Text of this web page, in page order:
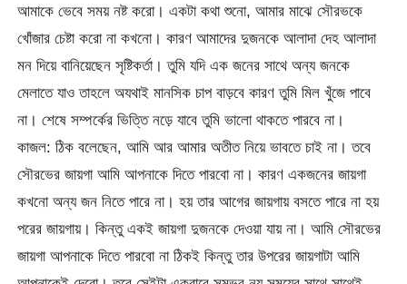
আমাকে ভেবে সময় নষ্ট করো। একটা কথা শুনো, আমার মাঝে সৌরভকে
খোঁজার চেষ্টা করো না কখনো। কারণ আমাদের দুজনকে আলাদা দেহ আলাদা
মন দিয়ে বানিয়েছেন সৃষ্টিকর্তা। তুমি যদি এক জনের সাথে অন্য জনকে
মেলাতে যাও তাহলে অযথাই মানসিক চাপ বাড়বে কারণ তুমি মিল খুঁজে পাবে
না। শেষে সম্পর্কের ভিত্তি নড়ে যাবে তুমি ভালো থাকতে পারবে না।
কাজল: ঠিক বলেছেন, আমি আর আমার অতীত নিয়ে ভাবতে চাই না। তবে
সৌরভের জায়গা আমি আপনাকে দিতে পারবো না। কারণ একজনের জায়গা
কখনো অন্য জন নিতে পারে না। হয় তার আগের জায়গায় বসতে পারে না হয়
পরের জায়গায়। কিন্তু একই জায়গা দুজনকে দেওয়া যায় না। আমি সৌরভের
জায়গা আপনাকে দিতে পারবো না ঠিকই কিন্তু তার উপরের জায়গাটা আমি